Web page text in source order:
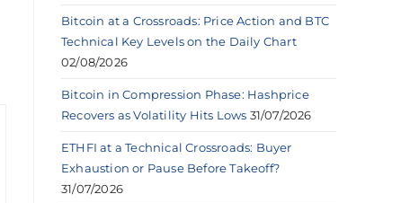
Bitcoin at a Crossroads: Price Action and BTC
Technical Key Levels on the Daily Chart
02/08/2026
Bitcoin in Compression Phase: Hashprice
Recovers as Volatility Hits Lows 31/07/2026
ETHFI at a Technical Crossroads: Buyer
Exhaustion or Pause Before Takeoff?
31/07/2026